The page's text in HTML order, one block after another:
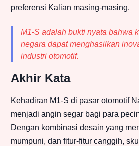
preferensi Kalian masing-masing.
M1-S adalah bukti nyata bahwa
negara dapat menghasilkan
industri otomotif.
Akhir Kata
Kehadiran M1-S di pasar otomotif
menjadi angin segar bagi para
Dengan kombinasi desain yang
mumpuni, dan fitur-fitur canggih,